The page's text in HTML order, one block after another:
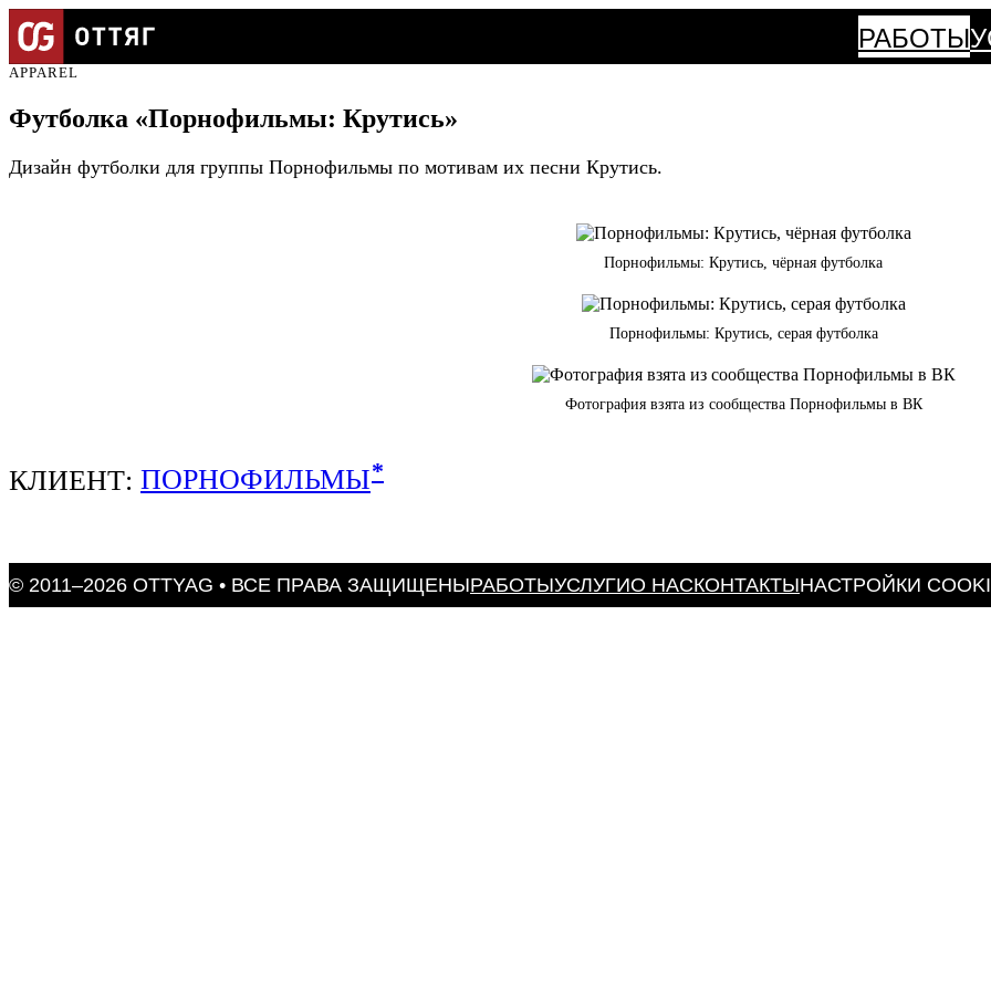
РАБОТЫ
APPAREL
Футболка «Порнофильмы: Крутись»
Дизайн футболки для группы Порнофильмы по мотивам их песни Крутись.
Порнофильмы: Крутись, чёрная футболка
Порнофильмы: Крутись, серая футболка
Фотография взята из сообщества Порнофильмы в ВК
КЛИЕНТ: ПОРНОФИЛЬМЫ*
© 2011–2026 OTTYAG • ВСЕ ПРАВА ЗАЩИЩЕНЫРАБОТЫУСЛУГИО НАСКОНТАКТЫНАСТРОЙКИ